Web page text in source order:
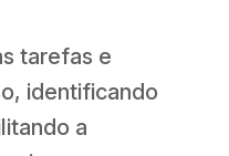
tarefas e
identificando
a